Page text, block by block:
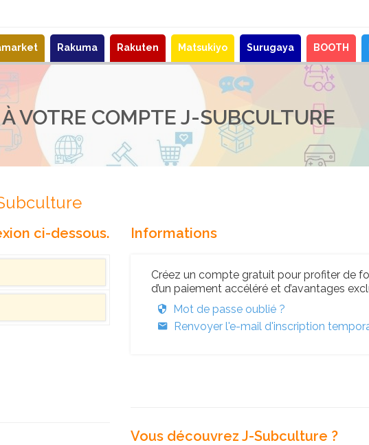
Rakuma Rakuten Matsukiyo Surugaya BOOTH
VOTRE COMPTE J-SUBCULTURE
ci-dessous. Informations
Créez un compte gratuit pour profiter de
d’un paiement accéléré et d’avantages
Mot de passe oublié ?
Renvoyer l'e-mail d'inscription
Vous découvrez J-Subculture ?